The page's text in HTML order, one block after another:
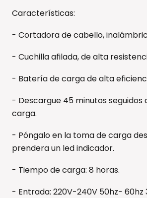
Características:
- Cortadora de cabello,
- Cuchilla afilada, de alta
- Batería de carga de alta
- Descargue 45 minutos seguidos
carga.
- Póngalo en la toma de carga
prendera un led indicador.
- Tiempo de carga: 8 horas.
- Entrada: 220V-240V 50hz- 60hz